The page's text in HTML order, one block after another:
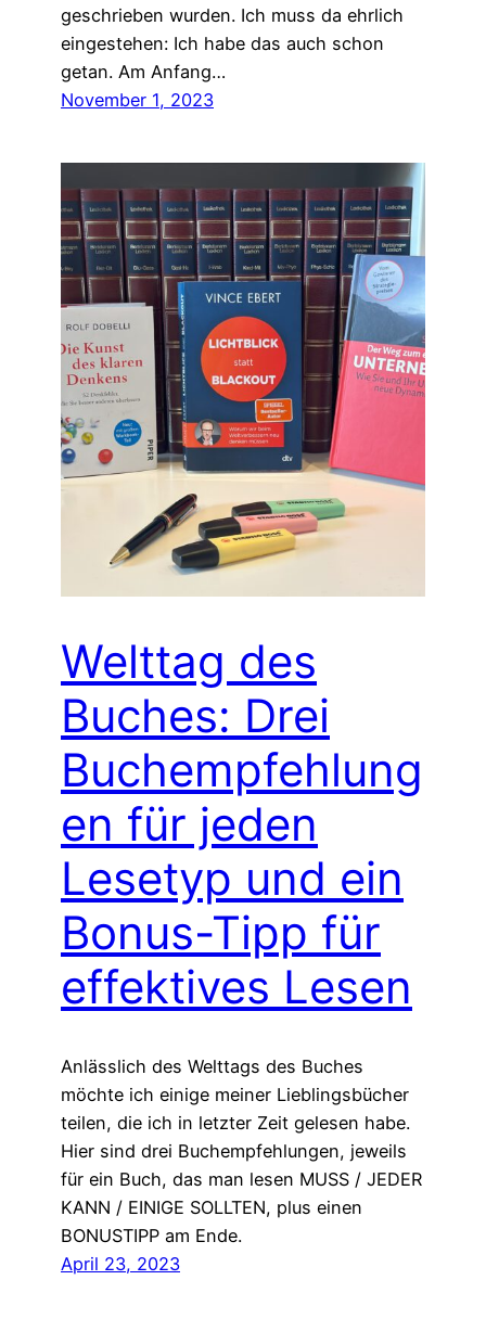
geschrieben wurden. Ich muss da ehrlich
eingestehen: Ich habe das auch schon
getan. Am Anfang…
November 1, 2023
Welttag des
Buches: Drei
Buchempfehlung
en für jeden
Lesetyp und ein
Bonus-Tipp für
effektives Lesen
Anlässlich des Welttags des Buches
möchte ich einige meiner Lieblingsbücher
teilen, die ich in letzter Zeit gelesen habe.
Hier sind drei Buchempfehlungen, jeweils
für ein Buch, das man lesen MUSS / JEDER
KANN / EINIGE SOLLTEN, plus einen
BONUSTIPP am Ende.
April 23, 2023